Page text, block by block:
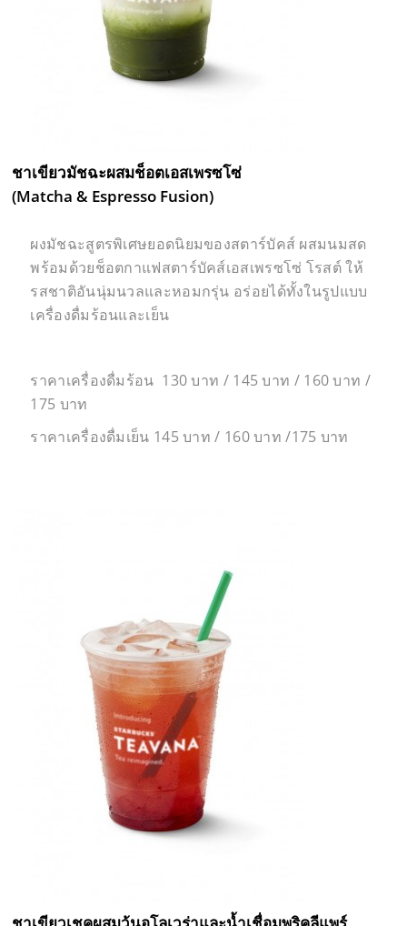
ชาเขียวมัชฉะผสมช็อตเอสเพรซโซ่
(Matcha & Espresso Fusion)
ผงมัชฉะสูตรพิเศษยอดนิยมของสตาร์บัคส์ ผสมนมสด
พร้อมด้วยช็อตกาแฟสตาร์บัคส์เอสเพรซโซ่ โรสต์ ให้
รสชาติอันนุ่มนวลและหอมกรุ่น อร่อยได้ทั้งในรูปแบบ
เครื่องดื่มร้อนและเย็น
ราคาเครื่องดื่มร้อน 130 บาท / 145 บาท / 160 บาท /
175 บาท
ราคาเครื่องดื่มเย็น 145 บาท / 160 บาท /175 บาท